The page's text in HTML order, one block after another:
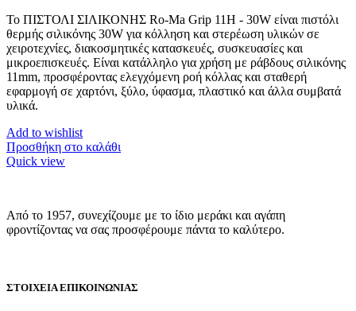
Το ΠΙΣΤΟΛΙ ΣΙΛΙΚΟΝΗΣ Ro-Ma Grip 11H - 30W είναι πιστόλι
θερμής σιλικόνης 30W για κόλληση και στερέωση υλικών σε
χειροτεχνίες, διακοσμητικές κατασκευές, συσκευασίες και
μικροεπισκευές. Είναι κατάλληλο για χρήση με ράβδους σιλικόνης
11mm, προσφέροντας ελεγχόμενη ροή κόλλας και σταθερή
εφαρμογή σε χαρτόνι, ξύλο, ύφασμα, πλαστικό και άλλα συμβατά
υλικά.
Add to wishlist
Προσθήκη στο καλάθι
Quick view
Από το 1957, συνεχίζουμε με το ίδιο μεράκι και αγάπη
φροντίζοντας να σας προσφέρουμε πάντα το καλύτερο.
ΣΤΟΙΧΕΙΑ ΕΠΙΚΟΙΝΩΝΙΑΣ